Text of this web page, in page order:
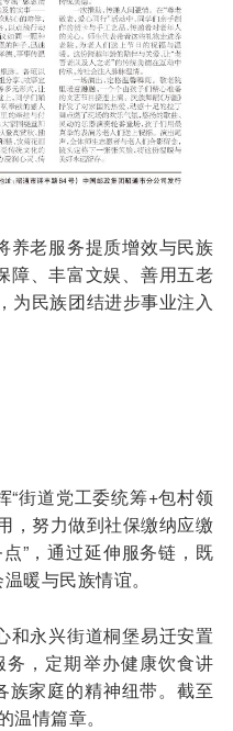
养老服务提质增效与民族
障、丰富文娱、善用五老
为民族团结进步事业注入
街道党工委统筹+包村领
，努力做到社保缴纳应缴
”，通过延伸服务链，既
暖与民族情谊。
和永兴街道桐堡易迁安置
，定期举办健康饮食讲
族家庭的精神纽带。截至
情篇章。